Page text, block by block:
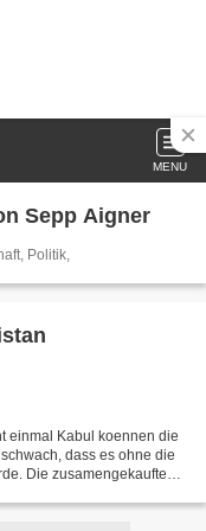
MENU
Sepp Aigner
Politik,
einmal Kabul koennen die
dass es ohne die
Die zusamengekauften